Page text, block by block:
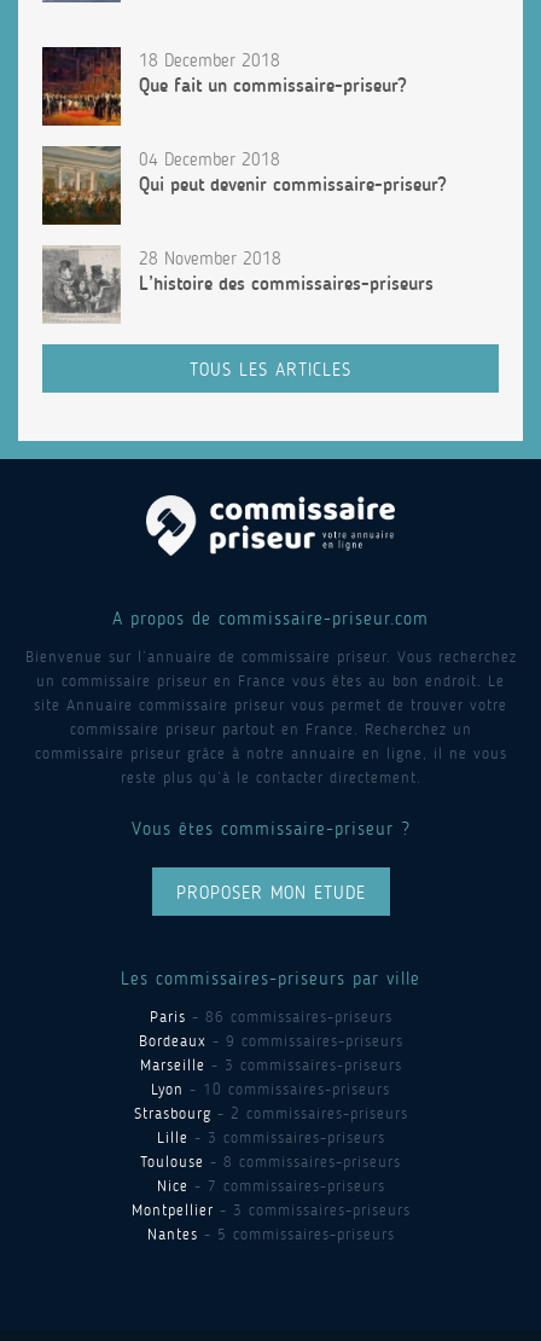
18 December 2018
Que fait un commissaire-priseur?
04 December 2018
Qui peut devenir commissaire-priseur?
28 November 2018
L’histoire des commissaires-priseurs
TOUS LES ARTICLES
A propos de commissaire-priseur.com
Bienvenue sur l’annuaire de commissaire priseur. Vous recherchez
un commissaire priseur en France vous êtes au bon endroit. Le
site Annuaire commissaire priseur vous permet de trouver votre
commissaire priseur partout en France. Recherchez un
commissaire priseur grâce à notre annuaire en ligne, il ne vous
reste plus qu’à le contacter directement.
Vous êtes commissaire-priseur ?
PROPOSER MON ETUDE
Les commissaires-priseurs par ville
Paris - 86 commissaires-priseurs
Bordeaux - 9 commissaires-priseurs
Marseille - 3 commissaires-priseurs
Lyon - 10 commissaires-priseurs
Strasbourg - 2 commissaires-priseurs
Lille - 3 commissaires-priseurs
Toulouse - 8 commissaires-priseurs
Nice - 7 commissaires-priseurs
Montpellier - 3 commissaires-priseurs
Nantes - 5 commissaires-priseurs